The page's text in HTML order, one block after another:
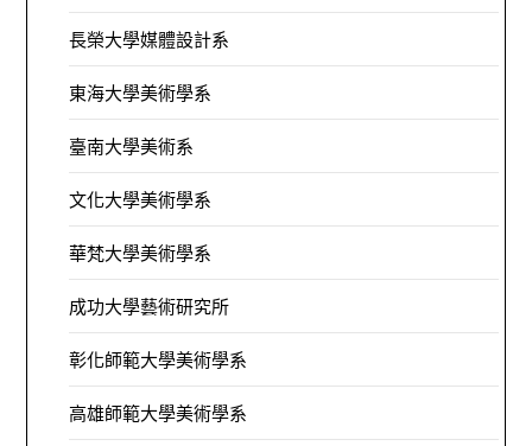
長榮大學媒體設計系
東海大學美術學系
臺南大學美術系
文化大學美術學系
華梵大學美術學系
成功大學藝術研究所
彰化師範大學美術學系
高雄師範大學美術學系